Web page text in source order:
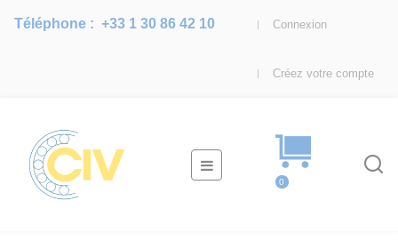
Connexion
Créez votre compte
Téléphone :+33 1 30 86 42 10
Basculer
la
☰
0